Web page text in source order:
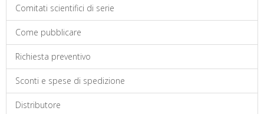
Comitati scientifici di serie
Come pubblicare
Richiesta preventivo
Sconti e spese di spedizione
Distributore